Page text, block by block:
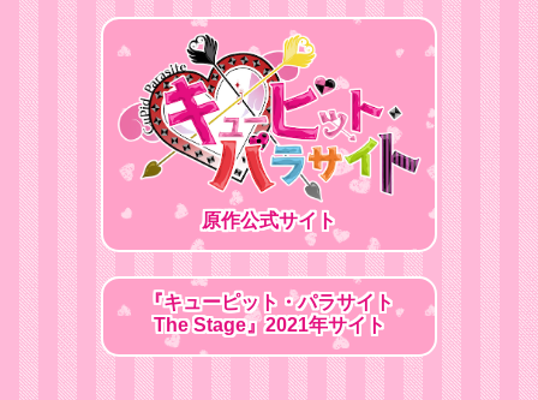
原作公式サイト
『キューピット・パラサイト
The Stage』2021年サイト